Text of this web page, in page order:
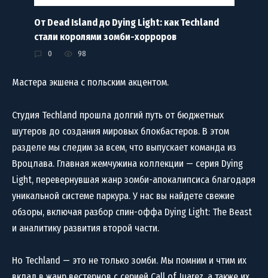
От Dead Island до Dying Light: как Techland
стали королями зомби-хорроров
0 98
Мастера экшена с польским акцентом.
Студия Techland прошла долгий путь от бюджетных
шутеров до создания мировых блокбастеров. В этом
разделе мы следим за всем, что выпускает команда из
Вроцлава. Главная жемчужина коллекции — серия Dying
Light, перевернувшая жанр зомби-апокалипсиса благодаря
уникальной системе паркура. У нас вы найдете свежие
обзоры, включая разбор спин-оффа Dying Light: The Beast
и аналитику развития второй части.
Но Techland — это не только зомби. Мы помним и чтим их